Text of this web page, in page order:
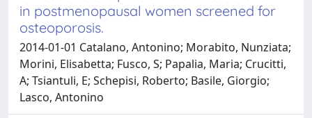
in postmenopausal women screened for
osteoporosis.
2014-01-01 Catalano, Antonino; Morabito, Nunziata;
Morini, Elisabetta; Fusco, S; Papalia, Maria; Crucitti,
A; Tsiantuli, E; Schepisi, Roberto; Basile, Giorgio;
Lasco, Antonino